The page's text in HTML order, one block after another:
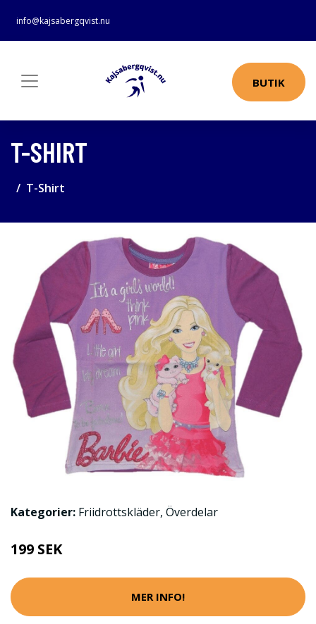
info@kajsabergqvist.nu
BUTIK
T-SHIRT
T-Shirt
Kategorier: Friidrottskläder, Överdelar
199 SEK
MER INFO!